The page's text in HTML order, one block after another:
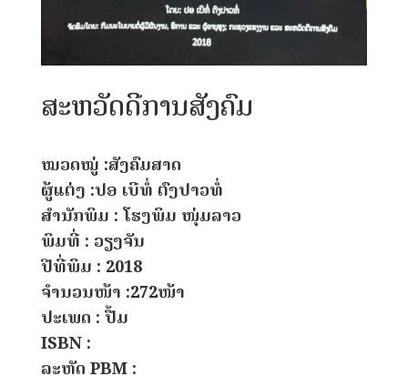
ສະຫວັດດີການສັງຄົມ
ໝວດໝູ່ :ສັງຄົມສາດ
ຜູ້ແຕ່ງ :ປອ ເບີທໍ່ ຕົງປາວທໍ່
ສຳນັກພິມ : ໂຮງພິມ ໜຸ່ມລາວ
ພິມທີ່ : ວຽງຈັນ
ປີທີ່ພິມ : 2018
ຈຳນວນໜ້າ :272ໜ້າ
ປະເພດ : ປື້ມ
ISBN :
ລະຫັດ PBM :